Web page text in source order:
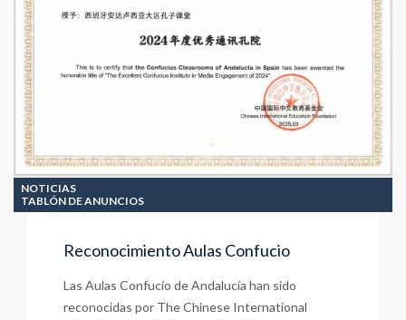
Córdoba
NOTICIAS
TABLÓN DE ANUNCIOS
Reconocimiento Aulas Confucio
Las Aulas Confucio de Andalucía han sido
reconocidas por The Chinese International